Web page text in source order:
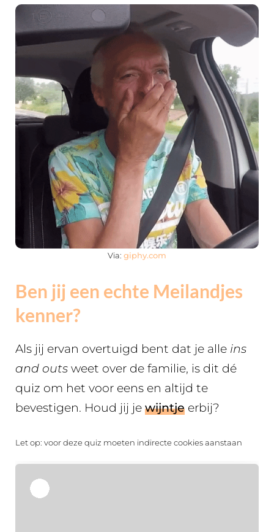
Via: giphy.com
Ben jij een echte Meilandjes
kenner?
Als jij ervan overtuigd bent dat je alle ins
and outs weet over de familie, is dit dé
quiz om het voor eens en altijd te
bevestigen. Houd jij je wijntje erbij?
Let op: voor deze quiz moeten indirecte cookies aanstaan